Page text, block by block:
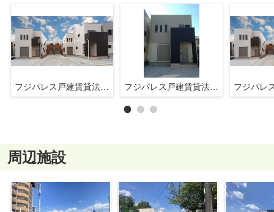
フジパレス戸建賃貸法善寺
周辺施設